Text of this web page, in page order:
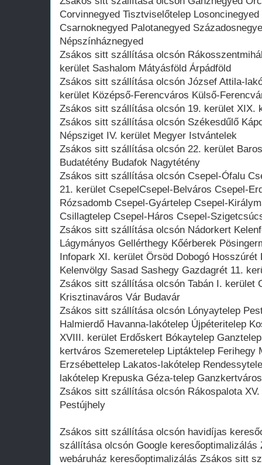
Corvinnegyed Tisztviselőtelep
Csarnoknegyed Palotanegyed
Népszínháznegyed
Zsákos sitt szállítása olcsón
kerület Sashalom Mátyásföld Árpádföld
Zsákos sitt szállítása olcsón József Attila-
kerület Középső-Ferencváros Külső-
Zsákos sitt szállítása olcsón 19. kerület XIX.
Zsákos sitt szállítása olcsón Székesdűlő
Népsziget IV. kerület Megyer Istvántelek
Zsákos sitt szállítása olcsón 22. kerület
Budatétény Budafok Nagytétény
Zsákos sitt szállítása olcsón Csepel-Ófalu
21. kerület CsepelCsepel-Belváros Csepel-
Rózsadomb Csepel-Gyártelep Csepel-
Csillagtelep Csepel-Háros Csepel-
Zsákos sitt szállítása olcsón Nádorkert
Lágymányos Gellérthegy Kőérberek
Infopark XI. kerület Örsöd Dobogó Hosszúrét
Kelenvölgy Sasad Sashegy Gazdagrét 11.
Zsákos sitt szállítása olcsón Tabán I. kerület
Krisztinaváros Vár Budavár
Zsákos sitt szállítása olcsón Lónyaytelep
Halmierdő Havanna-lakótelep Újpéteritelep
XVIII. kerület Erdőskert Bókaytelep
kertváros Szemeretelep Liptáktelep Ferihegy
Erzsébettelep Lakatos-lakótelep
lakótelep Krepuska Géza-telep Ganzkertváros
Zsákos sitt szállítása olcsón Rákospalota
Pestújhely
Zsákos sitt szállítása olcsón havidíjas
szállítása olcsón Google
webáruház keresőoptimalizálás Zsákos sitt